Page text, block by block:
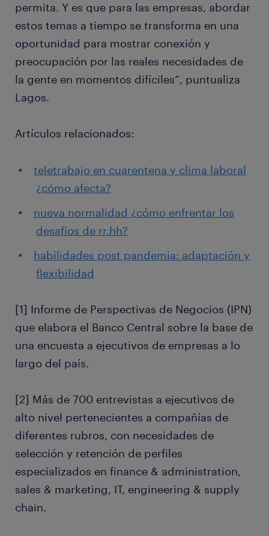
permita. Y es que para las empresas, abordar
estos temas a tiempo se transforma en una
oportunidad para mostrar conexión y
preocupación por las reales necesidades de
la gente en momentos difíciles”, puntualiza
Lagos.
Artículos relacionados:
teletrabajo en cuarentena y clima laboral
¿cómo afecta?
nueva normalidad ¿cómo enfrentar los
desafíos de rr.hh?
habilidades post pandemia: adaptación y
flexibilidad
[1] Informe de Perspectivas de Negocios (IPN)
que elabora el Banco Central sobre la base de
una encuesta a ejecutivos de empresas a lo
largo del país.
[2] Más de 700 entrevistas a ejecutivos de
alto nivel pertenecientes a compañías de
diferentes rubros, con necesidades de
selección y retención de perfiles
especializados en finance & administration,
sales & marketing, IT, engineering & supply
chain.